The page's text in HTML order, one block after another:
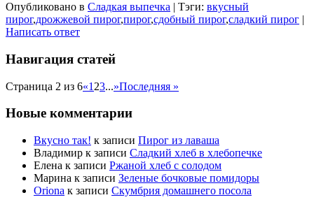
Опубликовано в Сладкая выпечка | Тэги: вкусный
пирог,дрожжевой пирог,пирог,сдобный пирог,сладкий пирог |
Написать ответ
Навигация статей
Страница 2 из 6«1 23...»Последняя »
Новые комментарии
Вкусно так! к записи Пирог из лаваша
Владимир к записи Сладкий хлеб в хлебопечке
Елена к записи Ржаной хлеб с солодом
Марина к записи Зеленые бочковые помидоры
Oriona к записи Скумбрия домашнего посола